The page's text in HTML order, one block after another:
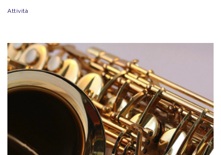
Attività